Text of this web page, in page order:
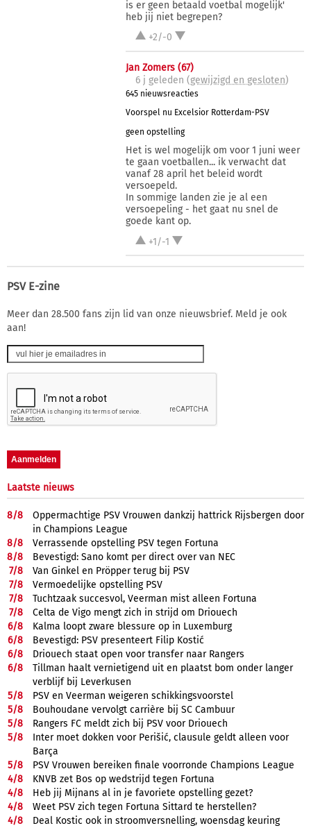
is er geen betaald voetbal mogelijk'
heb jij niet begrepen?
+2/-0
Jan Zomers (67)
6 j geleden (gewijzigd en gesloten)
645 nieuwsreacties
Voorspel nu Excelsior Rotterdam-PSV
geen opstelling
Het is wel mogelijk om voor 1 juni weer
te gaan voetballen... ik verwacht dat
vanaf 28 april het beleid wordt
versoepeld.
In sommige landen zie je al een
versoepeling - het gaat nu snel de
goede kant op.
+1/-1
PSV E-zine
Meer dan 28.500 fans zijn lid van onze nieuwsbrief. Meld je ook
aan!
Laatste nieuws
8/8
Oppermachtige PSV Vrouwen dankzij hattrick Rijsbergen door
in Champions League
8/8
Verrassende opstelling PSV tegen Fortuna
8/8
Bevestigd: Sano komt per direct over van NEC
7/8
Van Ginkel en Pröpper terug bij PSV
7/8
Vermoedelijke opstelling PSV
7/8
Tuchtzaak succesvol, Veerman mist alleen Fortuna
7/8
Celta de Vigo mengt zich in strijd om Driouech
6/8
Kalma loopt zware blessure op in Luxemburg
6/8
Bevestigd: PSV presenteert Filip Kostić
6/8
Driouech staat open voor transfer naar Rangers
6/8
Tillman haalt vernietigend uit en plaatst bom onder langer
verblijf bij Leverkusen
5/8
PSV en Veerman weigeren schikkingsvoorstel
5/8
Bouhoudane vervolgt carrière bij SC Cambuur
5/8
Rangers FC meldt zich bij PSV voor Driouech
5/8
Inter moet dokken voor Perišić, clausule geldt alleen voor
Barça
5/8
PSV Vrouwen bereiken finale voorronde Champions League
4/8
KNVB zet Bos op wedstrijd tegen Fortuna
4/8
Heb jij Mijnans al in je favoriete opstelling gezet?
4/8
Weet PSV zich tegen Fortuna Sittard te herstellen?
4/8 Deal Kostic ook in stroomversnelling, woensdag keuring